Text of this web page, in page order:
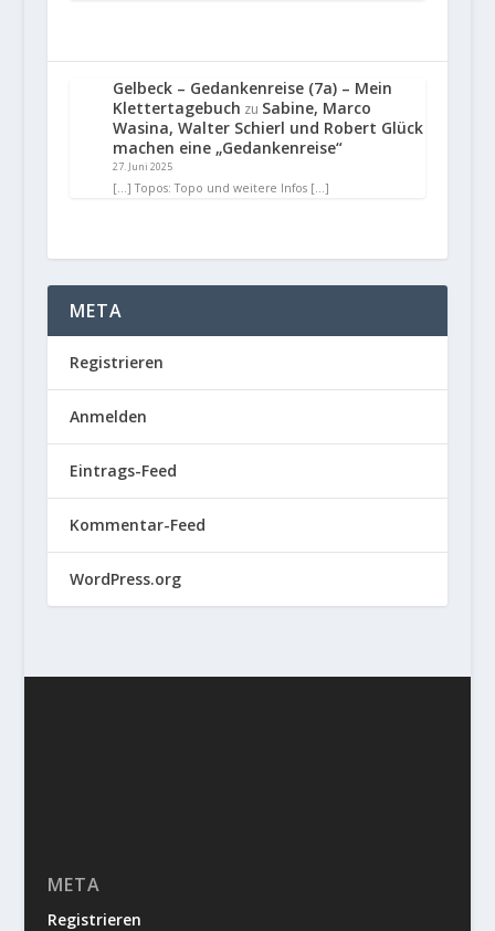
Gelbeck – Gedankenreise (7a) – Mein
Klettertagebuch zu Sabine, Marco
Wasina, Walter Schierl und Robert Glück
machen eine „Gedankenreise“
27. Juni 2025
[…] Topos: Topo und weitere Infos […]
META
Registrieren
Anmelden
Eintrags-Feed
Kommentar-Feed
WordPress.org
META
Registrieren